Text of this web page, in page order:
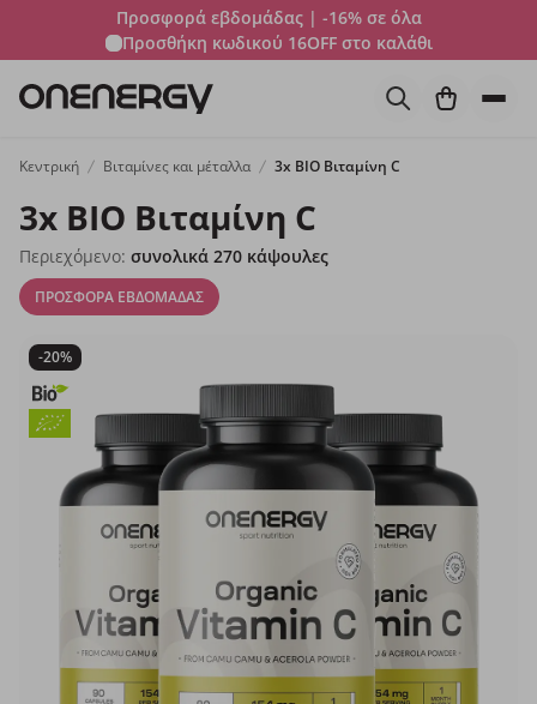
Προσφορά εβδομάδας | -16% σε όλα
Προσθήκη κωδικού 16OFFστο καλάθι
Κεντρική Βιταμίνες και μέταλλα 3x BIO Βιταμίνη C
3x BIO Βιταμίνη C
Περιεχόμενο: συνολικά 270 κάψουλες
ΠΡΟΣΦΟΡΑ ΕΒΔΟΜΑΔΑΣ
-20%